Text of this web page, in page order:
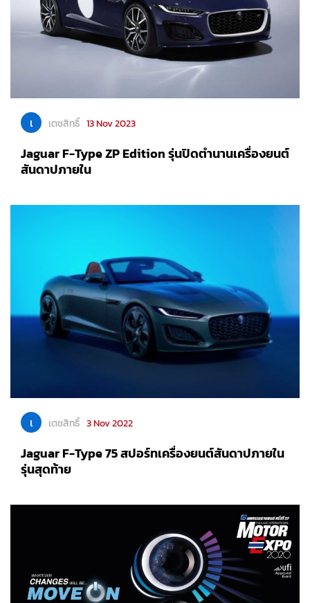
เ เตชสิทธิ์ 13 Nov 2023
Jaguar F-Type ZP Edition รุ่นปิดตำนานเครื่องยนต์
สันดาปภายใน
เ เตชสิทธิ์ 3 Nov 2022
Jaguar F-Type 75 สปอร์ทเครื่องยนต์สันดาปภายใน
รุ่นสุดท้าย